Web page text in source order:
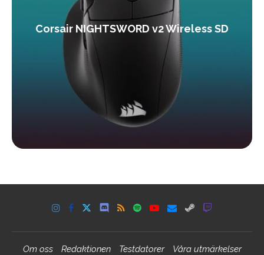
Corsair NIGHTSWORD v2 Wireless SD
Om oss Redaktionen Testdatorer Våra utmärkelser